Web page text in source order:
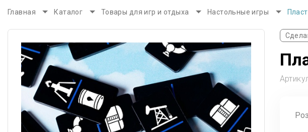
Главная Каталог Товары для игр и отдыха Настольные игры